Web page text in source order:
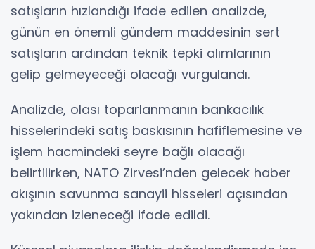
satışların hızlandığı ifade edilen analizde,
günün en önemli gündem maddesinin sert
satışların ardından teknik tepki alımlarının
gelip gelmeyeceği olacağı vurgulandı.
Analizde, olası toparlanmanın bankacılık
hisselerindeki satış baskısının hafiflemesine ve
işlem hacmindeki seyre bağlı olacağı
belirtilirken, NATO Zirvesi’nden gelecek haber
akışının savunma sanayii hisseleri açısından
yakından izleneceği ifade edildi.